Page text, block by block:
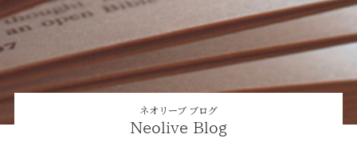
ネオリーブ ブログ
Neolive Blog